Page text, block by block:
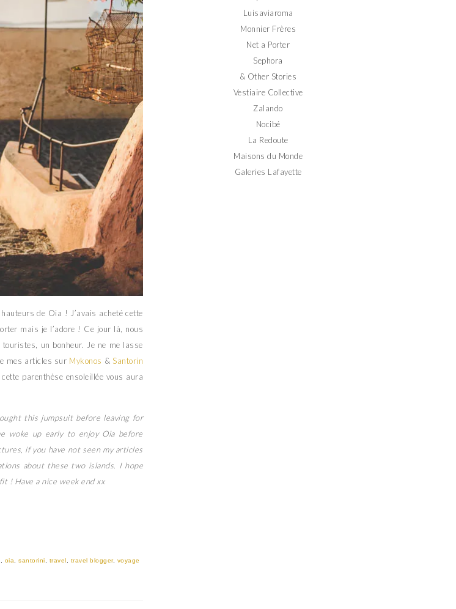
de Oia ! J’avais acheté cette
mais je l’adore ! Ce jour là, nous
un bonheur. Je ne me lasse
mes articles sur Mykonos & Santorin
parenthèse ensoleillée vous aura
this jumpsuit before leaving for
woke up early to enjoy Oia before
if you have not seen my articles
about these two islands. I hope
! Have a nice week end xx
oia ,santorini travel travel blogger, voyage
Luisaviaroma
Monnier Frères
Net a Porter
Sephora
& Other Stories
Vestiaire Collective
Zalando
Nocibé
La Redoute
Maisons du Monde
Galeries Lafayette